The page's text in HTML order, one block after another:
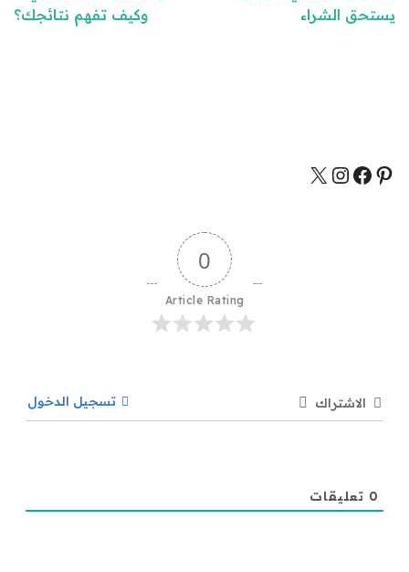
يستحق الشراء
وكيف تفهم نتائجك؟
0
Article Rating
الاشتراك تسجيل الدخول
0 تعليقات